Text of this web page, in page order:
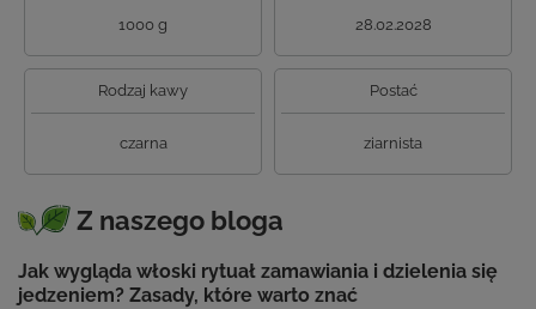
1000 g 28.02.2028
Rodzaj kawy
czarna
Postać
ziarnista
Z naszego bloga
Jak wygląda włoski rytuał zamawiania i dzielenia się
jedzeniem? Zasady, które warto znać